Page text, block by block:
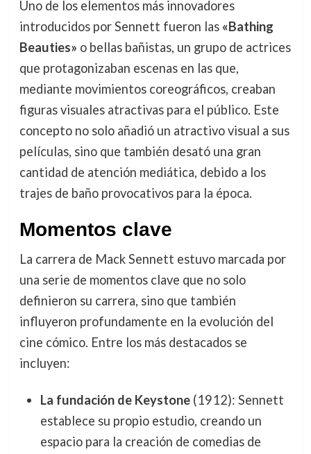
Uno de los elementos más innovadores
introducidos por Sennett fueron las «Bathing
Beauties» o bellas bañistas, un grupo de actrices
que protagonizaban escenas en las que,
mediante movimientos coreográficos, creaban
figuras visuales atractivas para el público. Este
concepto no solo añadió un atractivo visual a sus
películas, sino que también desató una gran
cantidad de atención mediática, debido a los
trajes de baño provocativos para la época.
Momentos clave
La carrera de Mack Sennett estuvo marcada por
una serie de momentos clave que no solo
definieron su carrera, sino que también
influyeron profundamente en la evolución del
cine cómico. Entre los más destacados se
incluyen:
La fundación de Keystone(1912): Sennett
establece su propio estudio, creando un
espacio para la creación de comedias de